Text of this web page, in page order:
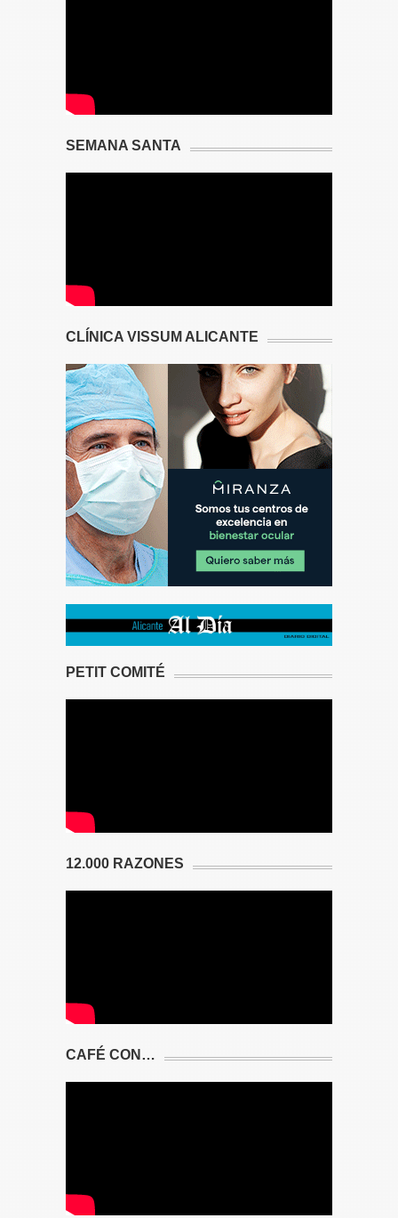
SEMANA SANTA
CLÍNICA VISSUM ALICANTE
PETIT COMITÉ
12.000 RAZONES
CAFÉ CON…